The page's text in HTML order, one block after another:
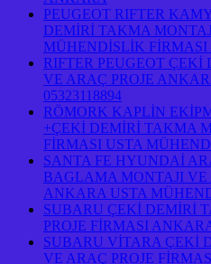
PEUGEOT RIFTER
DEMİRİ TAKMA
MÜHENDİSLİK
RIFTER PEUGEOT
VE ARAÇ PROJE
05323118894
RÖMORK KAPLİN
+ÇEKİ DEMİRİ TAKMA
FİRMASI USTA
SANTA FE HYUNDAİ
BAGLAMA MONTAJI VE
ANKARA USTA
SUBARU ÇEKİ DEMİRİ
PROJE FİRMASI
SUBARU VİTARA ÇEKİ
VE ARAÇ PROJE